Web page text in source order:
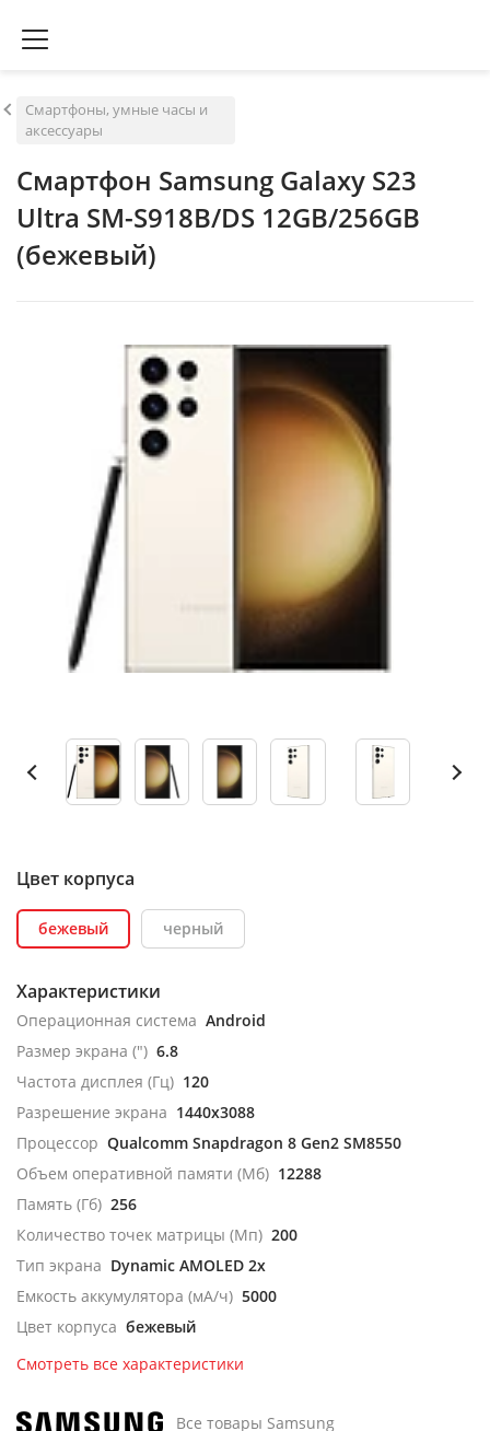
Смартфоны, умные часы и
аксессуары
Смартфон Samsung Galaxy S23
Ultra SM-S918B/DS 12GB/256GB
(бежевый)
Цвет корпуса
бежевый черный
Характеристики
Операционная система Android
Размер экрана (") 6.8
Частота дисплея (Гц) 120
Разрешение экрана 1440x3088
Процессор Qualcomm Snapdragon 8 Gen2 SM8550
Объем оперативной памяти (Мб) 12288
Память (Гб) 256
Количество точек матрицы (Мп) 200
Тип экрана Dynamic AMOLED 2x
Емкость аккумулятора (мА/ч) 5000
Цвет корпуса бежевый
Смотреть все характеристики
Все товары Samsung